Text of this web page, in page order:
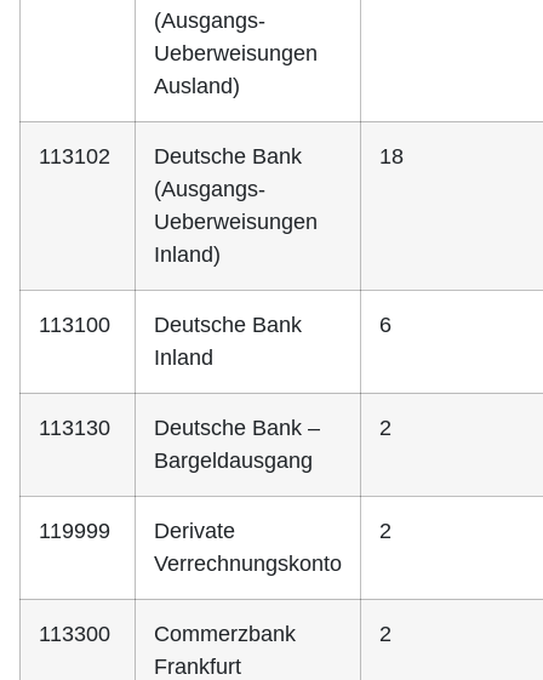
(Ausgangs-
Ueberweisungen
Ausland)
113102
Deutsche Bank
(Ausgangs-
Ueberweisungen
Inland)
18
113100
Deutsche Bank
Inland
6
113130
Deutsche Bank –
Bargeldausgang
2
119999
Derivate
Verrechnungskonto
2
113300
Commerzbank
Frankfurt
2